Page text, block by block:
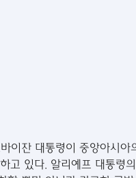
이잔 대통령이 중앙아시
고 있다. 알리예프 대통령